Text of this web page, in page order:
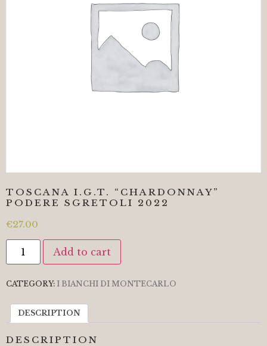
TOSCANA I.G.T. “CHARDONNAY”
PODERE SGRETOLI 2022
€27.00
Add to cart
CATEGORY: I BIANCHI DI MONTECARLO
DESCRIPTION
DESCRIPTION